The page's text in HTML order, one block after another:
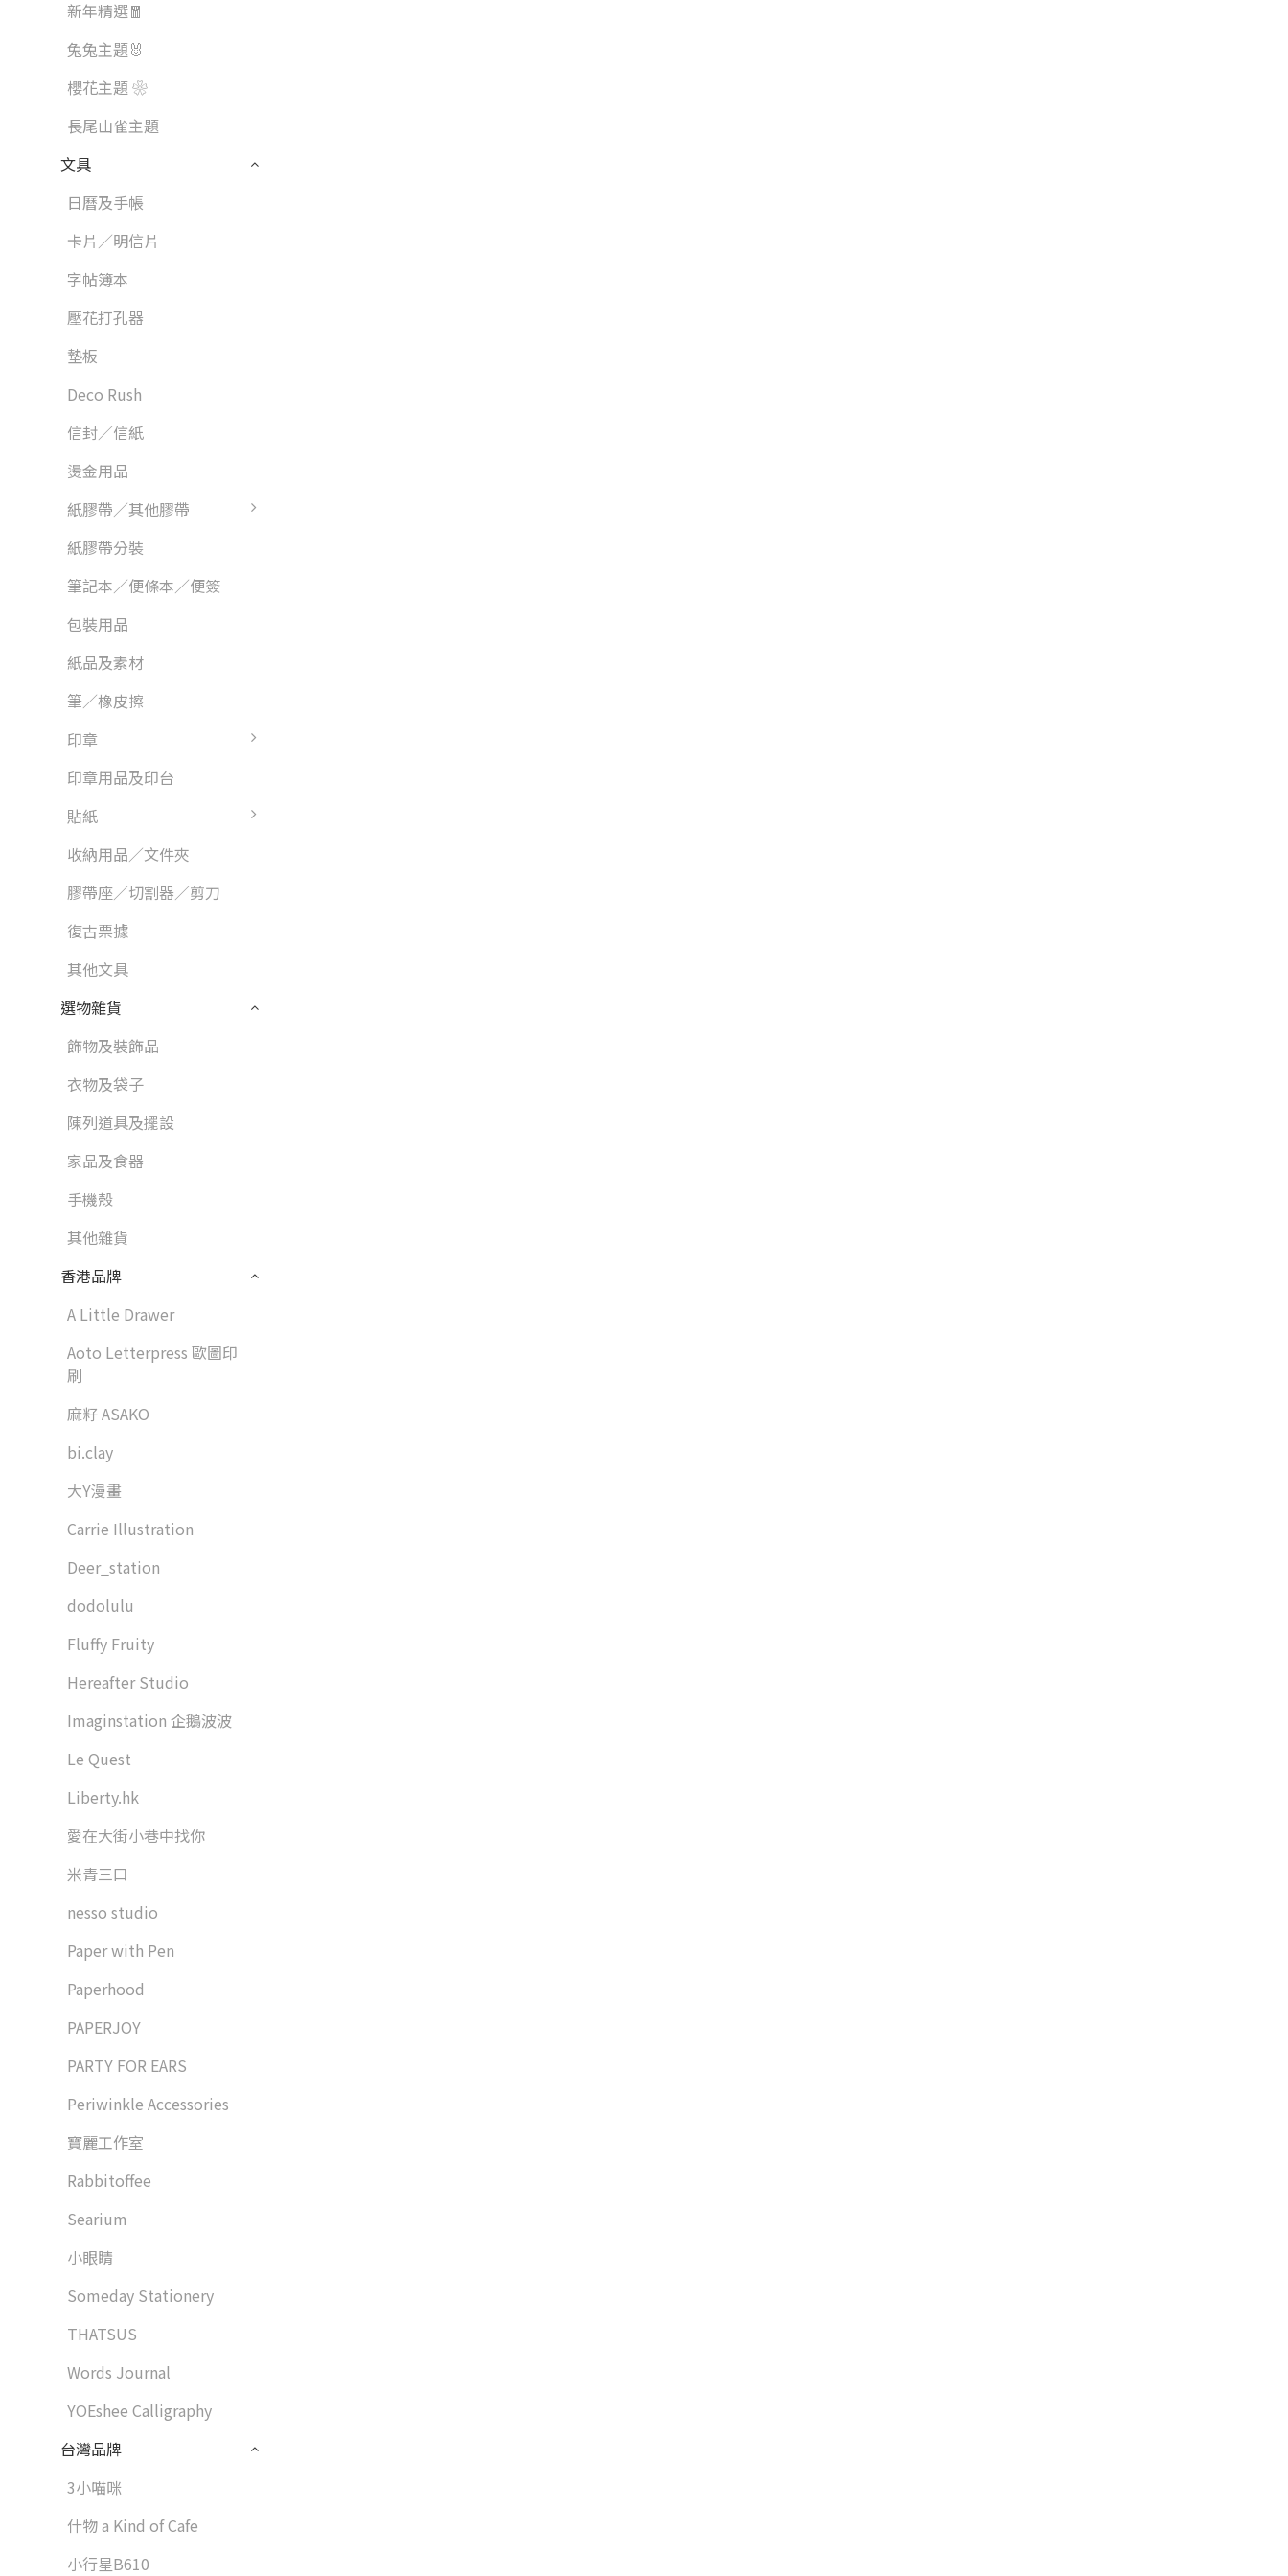
新年精選🧧
兔兔主題🐰
櫻花主題 ❀
長尾山雀主題
文具
日曆及手帳
卡片／明信片
字帖簿本
壓花打孔器
墊板
Deco Rush
信封／信紙
燙金用品
紙膠帶／其他膠帶
紙膠帶分裝
筆記本／便條本／便簽
包裝用品
紙品及素材
筆／橡皮擦
印章
印章用品及印台
貼紙
收納用品／文件夾
膠帶座／切割器／剪刀
復古票據
其他文具
選物雜貨
飾物及裝飾品
衣物及袋子
陳列道具及擺設
家品及食器
手機殼
其他雜貨
香港品牌
A Little Drawer
Aoto Letterpress 歐圖印
刷
麻籽 ASAKO
bi.clay
大Y漫畫
Carrie Illustration
Deer_station
dodolulu
Fluffy Fruity
Hereafter Studio
Imaginstation 企鵝波波
Le Quest
Liberty.hk
愛在大街小巷中找你
米青三口
nesso studio
Paper with Pen
Paperhood
PAPERJOY
PARTY FOR EARS
Periwinkle Accessories
寶麗工作室
Rabbitoffee
Searium
小眼睛
Someday Stationery
THATSUS
Words Journal
YOEshee Calligraphy
台灣品牌
3小喵咪
什物 a Kind of Cafe
小行星B610